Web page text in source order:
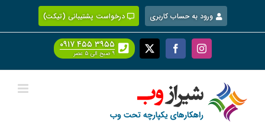
content
ورود به حساب کاربری درخواست پشتیبانی (تیکت)
Instagram
Facebook
X ۰۹۱۷ ۴۵۵ ۳۹۵۵
۹ صبح الی ۵ عصر